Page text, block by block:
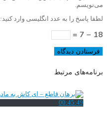
می‌نویسم.
لطفا پاسخ را به عدد انگلیسی وارد کنید:
18 − 7 =
برنامه‌های مرتبط
00:45:49